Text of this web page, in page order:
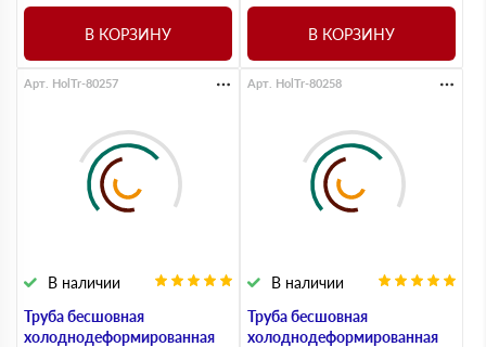
В КОРЗИНУ В КОРЗИНУ
Труба бесшовная
холоднодеформированная
В наличии
Арт. HolTr-80257
Труба бесшовная
холоднодеформированная
В наличии
Арт. HolTr-80258